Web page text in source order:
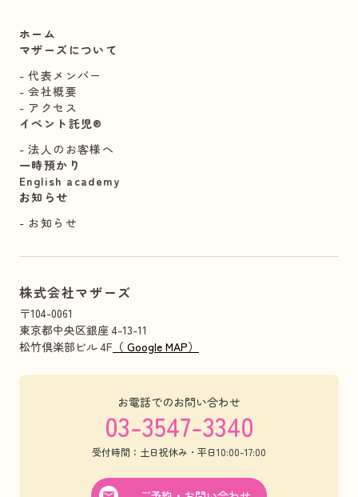
ホーム
マザーズについて
代表メンバー
会社概要
アクセス
イベント託児®︎
法人のお客様へ
一時預かり
English academy
お知らせ
お知らせ
株式会社マザーズ
〒104-0061
東京都中央区銀座 4-13-11
松竹倶楽部ビル 4F （ Google MAP）
お電話でのお問い合わせ
03-3547-3340
受付時間：土日祝休み・平日10:00-17:00